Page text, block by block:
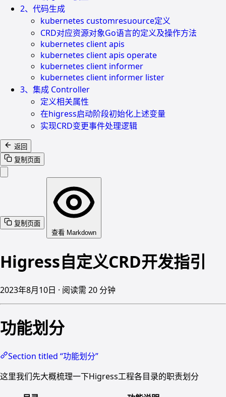
2、代码生成
kubernetes customresuource定义
CRD对应资源对象Go语言的定义及操作方法
kubernetes client apis
kubernetes client apis operate
kubernetes client informer
kubernetes client informer lister
3、集成 Controller
定义相关属性
在higress启动阶段初始化上述变量
实现CRD变更事件处理逻辑
返回
复制页面
复制页面
查看 Markdown
Higress自定义CRD开发指引
2023年8月10日 · 阅读需 20 分钟
功能划分
Section titled “功能划分”
这里我们先大概梳理一下Higress工程各目录的职责划分